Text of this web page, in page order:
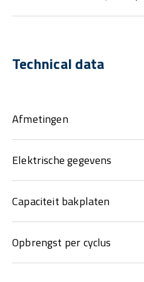
Technical data
Afmetingen
Elektrische gegevens
Capaciteit bakplaten
Opbrengst per cyclus